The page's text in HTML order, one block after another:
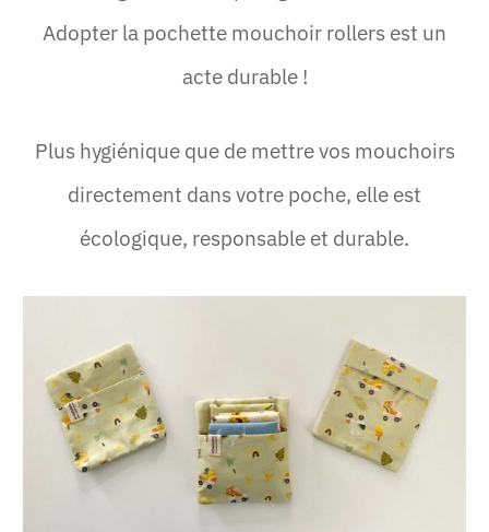
Adopter la pochette mouchoir rollers est un
acte durable !
Plus hygiénique que de mettre vos mouchoirs
directement dans votre poche, elle est
écologique, responsable et durable.